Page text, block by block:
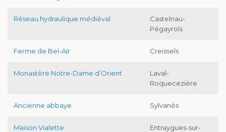
Réseau hydraulique médiéval
Castelnau-
Pégayrols
Ferme de Bel-Air Creissels
Monastère Notre-Dame d’Orient
Laval-
Roquecezière
Ancienne abbaye Sylvanès
Maison Vialette
Entraygues-sur-